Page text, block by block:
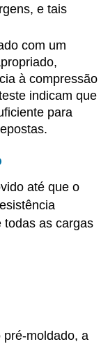
e tais
com um
à compressão
indicam que
para
até que o
todas as cargas
pré-moldado, a